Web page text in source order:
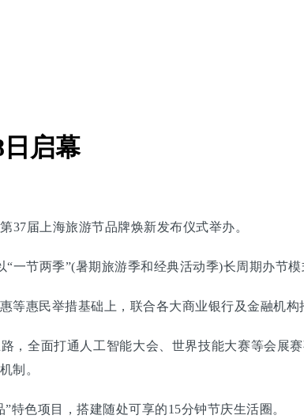
启幕
37届上海旅游节品牌焕新发布仪式举办。
节两季”(暑期旅游季和经典活动季)长周期办节模
惠民举措基础上，联合各大商业银行及金融机构
全面打通人工智能大会、世界技能大赛等会展
制。
色项目，搭建随处可享的15分钟节庆生活圈。